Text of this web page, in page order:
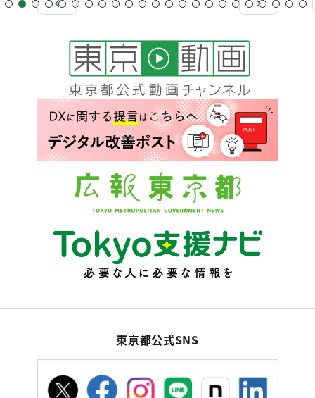
東京都公式SNS